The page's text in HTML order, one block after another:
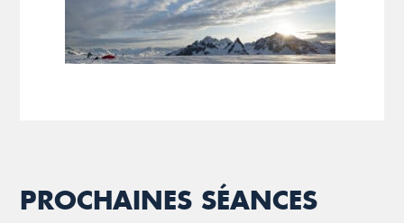
PROCHAINES SÉANCES